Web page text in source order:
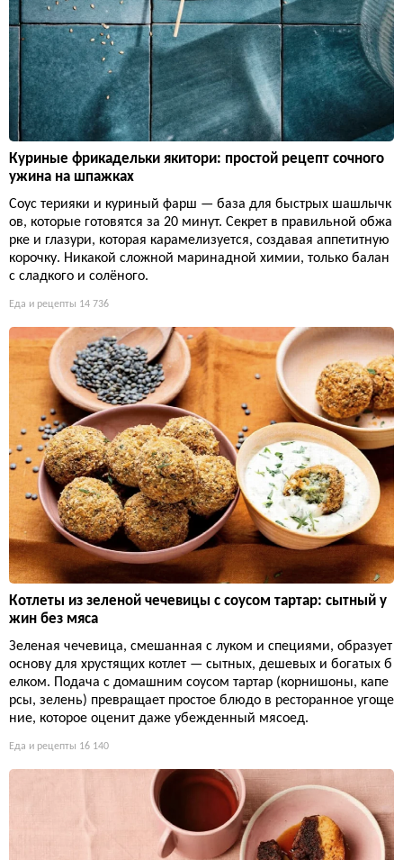
Куриные фрикадельки якитори: простой рецепт сочного
ужина на шпажках
Соус терияки и куриный фарш — база для быстрых шашлычк
ов, которые готовятся за 20 минут. Секрет в правильной обжа
рке и глазури, которая карамелизуется, создавая аппетитную
корочку. Никакой сложной маринадной химии, только балан
с сладкого и солёного.
Еда и рецепты 14 736
Котлеты из зеленой чечевицы с соусом тартар: сытный у
жин без мяса
Зеленая чечевица, смешанная с луком и специями, образует
основу для хрустящих котлет — сытных, дешевых и богатых б
елком. Подача с домашним соусом тартар (корнишоны, капе
рсы, зелень) превращает простое блюдо в ресторанное угоще
ние, которое оценит даже убежденный мясоед.
Еда и рецепты 16 140